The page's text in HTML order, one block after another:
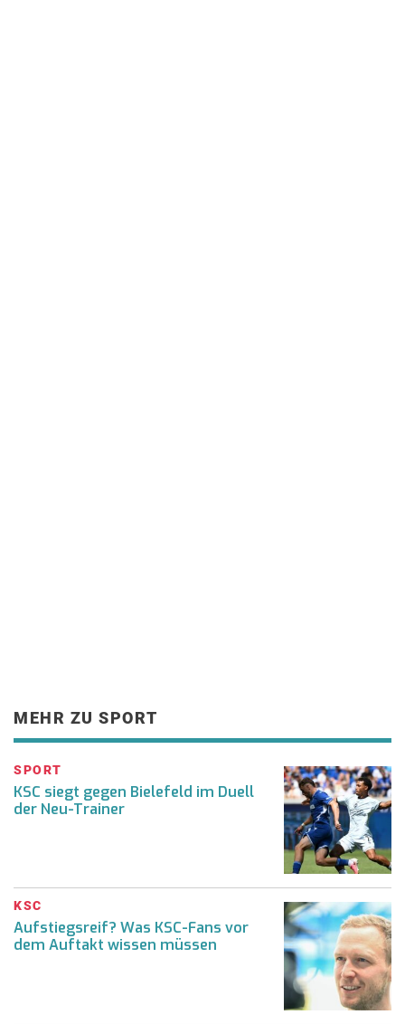
MEHR ZU SPORT
SPORT
KSC siegt gegen Bielefeld im Duell
der Neu-Trainer
KSC
Aufstiegsreif? Was KSC-Fans vor
dem Auftakt wissen müssen